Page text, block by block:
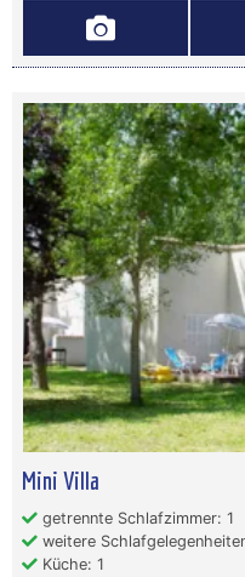
Mini Villa
getrennte Schlafzimmer: 1
weitere
Küche: 1